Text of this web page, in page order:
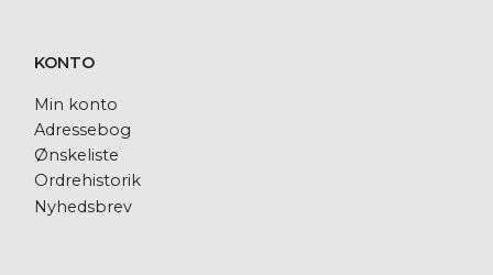
KONTO
Min konto
Adressebog
Ønskeliste
Ordrehistorik
Nyhedsbrev